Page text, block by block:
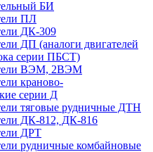
БИ
ПЛ
ДК-309
ДП (аналоги двигателей
серии ПБСТ)
ВЭМ, 2ВЭМ
краново-
серии Д
тяговые рудничные ДТН
ДК-812, ДК-816
ДРТ
рудничные комбайновые